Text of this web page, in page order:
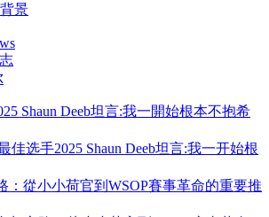
景
佳选手2025 Shaun Deeb坦言:我一开始根